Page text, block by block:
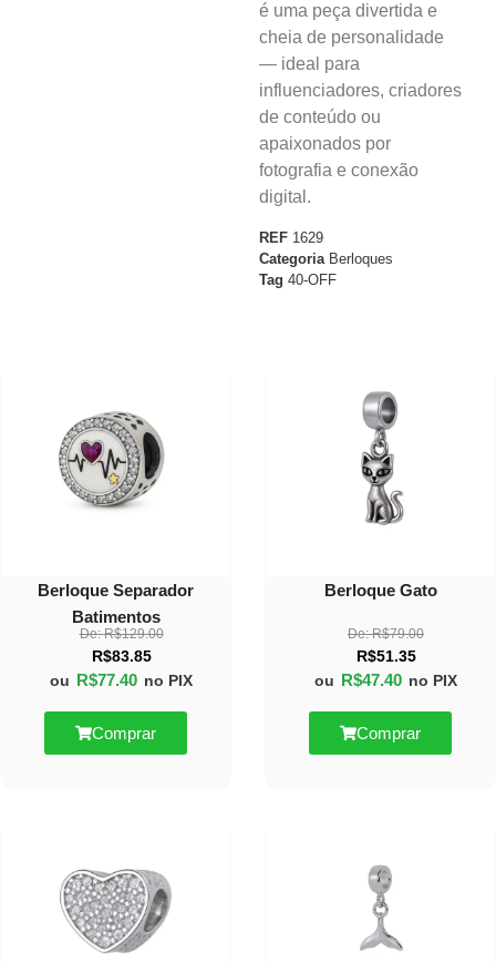
é uma peça divertida e
cheia de personalidade
— ideal para
influenciadores, criadores
de conteúdo ou
apaixonados por
fotografia e conexão
digital.
REF 1629
Categoria Berloques
Tag 40-OFF
Berloque Separador
Batimentos
De:R$129.00
R$83.85
ou R$77.40 no PIX
Comprar
Berloque Gato
De:R$79.00
R$51.35
ou R$47.40 no PIX
Comprar